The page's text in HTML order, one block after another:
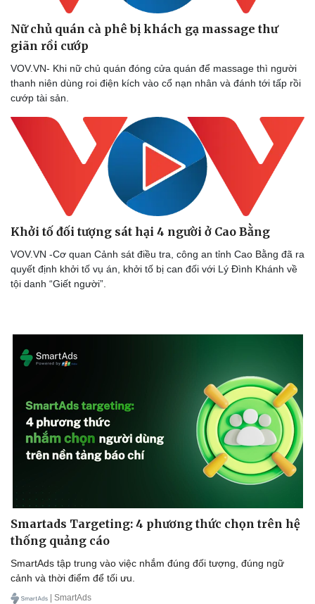
Doanh nghiệp
Thông tin doanh nghiệp
Doanh nghiệp 24h
Doanh nhân
Vì cộng đồng
Công nghệ
Sành điệu
Trải nghiệm
Chuyển đổi số
Nữ chủ quán cà phê bị khách gạ massage thư
giãn rồi cướp
VOV.VN- Khi nữ chủ quán đóng cửa quán để massage thì người
thanh niên dùng roi điện kích vào cổ nạn nhân và đánh tới tấp rồi
cướp tài sản.
Khởi tố đối tượng sát hại 4 người ở Cao Bằng
VOV.VN -Cơ quan Cảnh sát điều tra, công an tỉnh Cao Bằng đã ra
quyết định khởi tố vụ án, khởi tố bị can đối với Lý Đình Khánh về
tội danh “Giết người”.
Smartads Targeting: 4 phương thức chọn trên hệ
thống quảng cáo
SmartAds tập trung vào việc nhắm đúng đối tượng, đúng ngữ
cảnh và thời điểm để tối ưu.
| SmartAds